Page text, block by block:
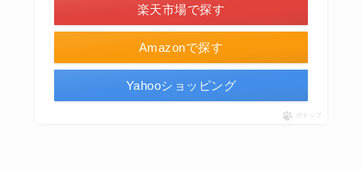
Amazonで探す
楽天市場で探す
Yahooショッピング
ポチップ